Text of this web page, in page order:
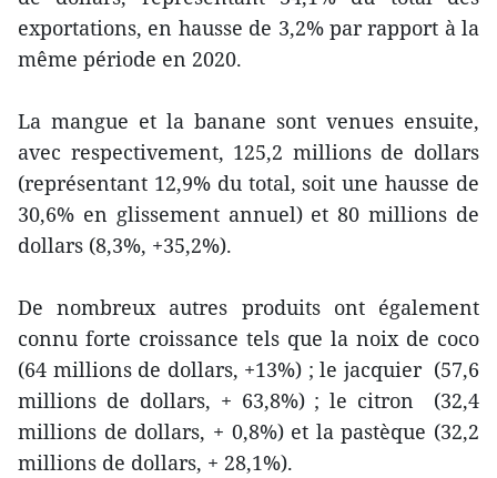
exportations, en hausse de 3,2% par rapport à la
même période en 2020.
La mangue et la banane sont venues ensuite,
avec respectivement, 125,2 millions de dollars
(représentant 12,9% du total, soit une hausse de
30,6% en glissement annuel) et 80 millions de
dollars (8,3%, +35,2%).
De nombreux autres produits ont également
connu forte croissance tels que la noix de coco
(64 millions de dollars, +13%) ; le jacquier (57,6
millions de dollars, + 63,8%) ; le citron (32,4
millions de dollars, + 0,8%) et la pastèque (32,2
millions de dollars, + 28,1%).